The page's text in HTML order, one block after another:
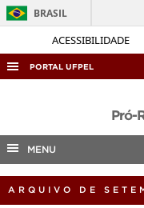
ACESSIBILIDADE
BRASIL
PORTAL UFPEL
COBALTO
CONCURSOS
Pró-
MENU
ARQUIVO DE